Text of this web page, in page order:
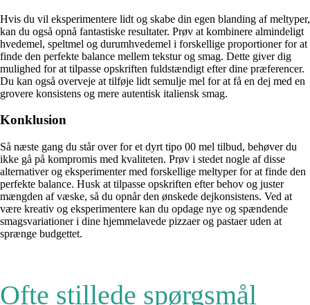
Hvis du vil eksperimentere lidt og skabe din egen blanding af meltyper,
kan du også opnå fantastiske resultater. Prøv at kombinere almindeligt
hvedemel, speltmel og durumhvedemel i forskellige proportioner for at
finde den perfekte balance mellem tekstur og smag. Dette giver dig
mulighed for at tilpasse opskriften fuldstændigt efter dine præferencer.
Du kan også overveje at tilføje lidt semulje mel for at få en dej med en
grovere konsistens og mere autentisk italiensk smag.
Konklusion
Så næste gang du står over for et dyrt tipo 00 mel tilbud, behøver du
ikke gå på kompromis med kvaliteten. Prøv i stedet nogle af disse
alternativer og eksperimenter med forskellige meltyper for at finde den
perfekte balance. Husk at tilpasse opskriften efter behov og juster
mængden af væske, så du opnår den ønskede dejkonsistens. Ved at
være kreativ og eksperimentere kan du opdage nye og spændende
smagsvariationer i dine hjemmelavede pizzaer og pastaer uden at
sprænge budgettet.
Ofte stillede spørgsmål